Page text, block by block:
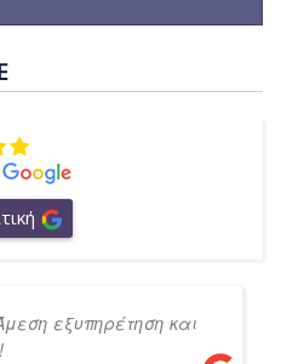
εξυπηρέτηση και